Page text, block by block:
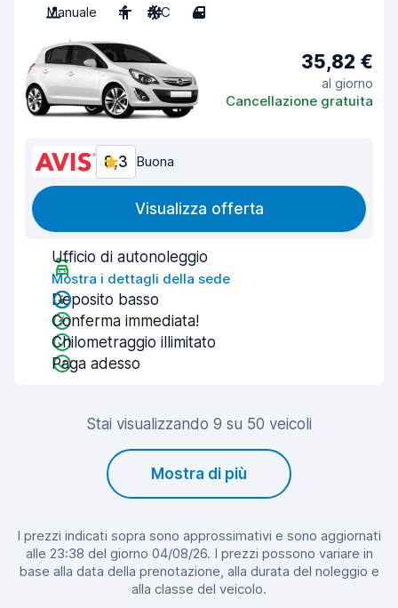
Manuale
4 A/C 4
35,82 €
al giorno
Cancellazione gratuita
8,3 Buona
Visualizza offerta
Ufficio di autonoleggio
Mostra i dettagli della sede
Deposito basso
Conferma immediata!
Chilometraggio illimitato
Paga adesso
Stai visualizzando 9 su 50 veicoli
Mostra di più
I prezzi indicati sopra sono approssimativi e sono aggiornati
alle 23:38 del giorno 04/08/26. I prezzi possono variare in
base alla data della prenotazione, alla durata del noleggio e
alla classe del veicolo.